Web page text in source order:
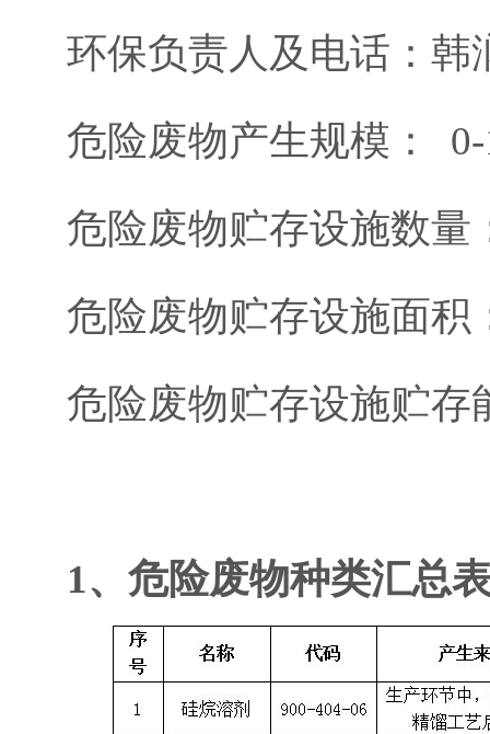
环保负责人及电话：韩
危险废物产生规模：
危险废物贮存设施数量
危险废物贮存设施面
危险废物贮存设施贮存
1、危险废物种类汇总